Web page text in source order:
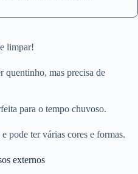
limpar!
quentinho, mas precisa de
para o tempo chuvoso.
pode ter várias cores e formas.
externos